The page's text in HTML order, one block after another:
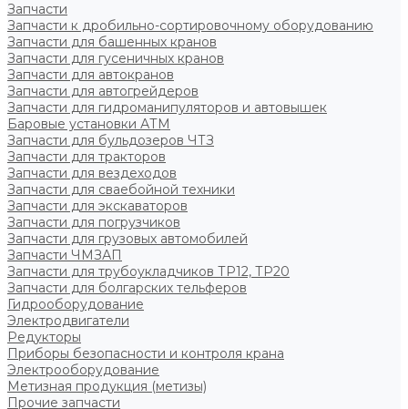
Запчасти
Запчасти к дробильно-сортировочному оборудованию
Запчасти для башенных кранов
Запчасти для гусеничных кранов
Запчасти для автокранов
Запчасти для автогрейдеров
Запчасти для гидроманипуляторов и автовышек
Баровые установки АТМ
Запчасти для бульдозеров ЧТЗ
Запчасти для тракторов
Запчасти для вездеходов
Запчасти для сваебойной техники
Запчасти для экскаваторов
Запчасти для погрузчиков
Запчасти для грузовых автомобилей
Запчасти ЧМЗАП
Запчасти для трубоукладчиков ТР12, ТР20
Запчасти для болгарских тельферов
Гидрооборудование
Электродвигатели
Редукторы
Приборы безопасности и контроля крана
Электрооборудование
Метизная продукция (метизы)
Прочие запчасти